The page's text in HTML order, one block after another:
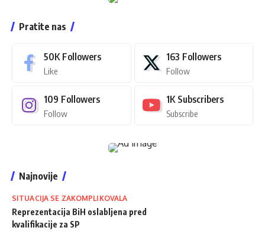
Pratite nas
50K Followers
Like
163 Followers
Follow
109 Followers
Follow
1K Subscribers
Subscribe
Najnovije
SITUACIJA SE ZAKOMPLIKOVALA
Reprezentacija BiH oslabljena pred
kvalifikacije za SP